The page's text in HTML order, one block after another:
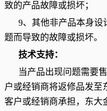
致的产品故障或损坏；
9、其他非产品本身设
题而导致的故障或损坏。
技术支持：
当产品出现问题需要
户或经销商将返修品发至
客户或经销商承担，东大